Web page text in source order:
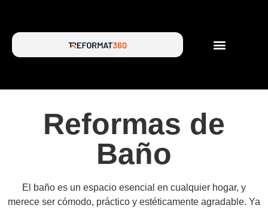
Reformas de
Baño
El baño es un espacio esencial en cualquier hogar, y
merece ser cómodo, práctico y estéticamente agradable. Ya